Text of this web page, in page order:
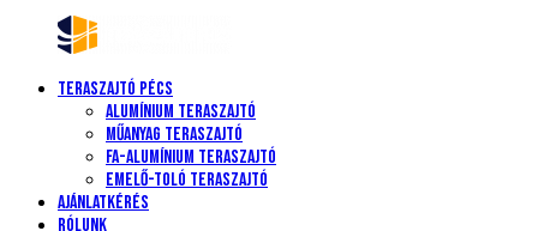
Teraszajtó Pécs
Alumínium teraszajtó
Műanyag teraszajtó
Fa-alumínium teraszajtó
Emelő-toló teraszajtó
Ajánlatkérés
Rólunk